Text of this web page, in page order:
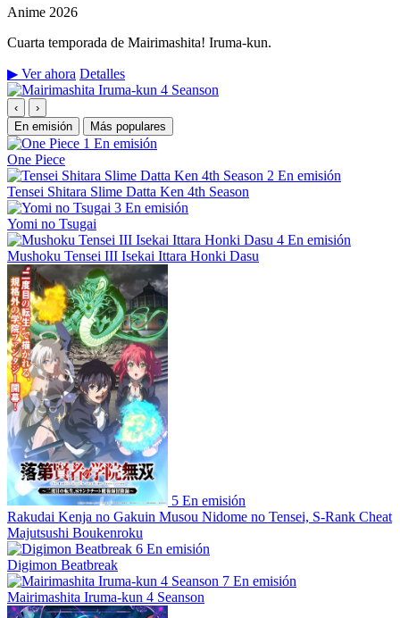
Anime 2026
Cuarta temporada de Mairimashita! Iruma-kun.
▶ Ver ahora Detalles
‹
›
En emisión
Más populares
1 En emisión
One Piece
2 En emisión
Tensei Shitara Slime Datta Ken 4th Season
3 En emisión
Yomi no Tsugai
4 En emisión
Mushoku Tensei III Isekai Ittara Honki Dasu
5 En emisión
Rakudai Kenja no Gakuin Musou Nidome no Tensei, S-Rank Cheat
Majutsushi Boukenroku
6 En emisión
Digimon Beatbreak
7 En emisión
Mairimashita Iruma-kun 4 Seanson